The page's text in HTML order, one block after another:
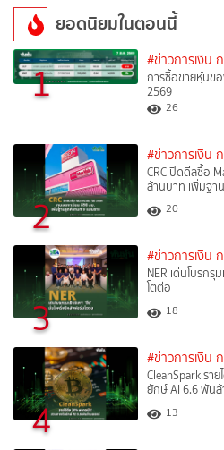
ยอดนิยมในตอนนี้
1 #ข่าวการเงิน
การซื้อขายหุ้นข
2569
26
2
#ข่าวการเงิน
CRC ปิดดีลซื้อ
ล้านบาท เพิ่มฐา
20
3
#ข่าวการเงิน
NER เด่นโบรกรุ
โตต่อ
18
4
#ข่าวการเงิน
CleanSpark รา
ยักษ์ AI 6.6 พัน
13